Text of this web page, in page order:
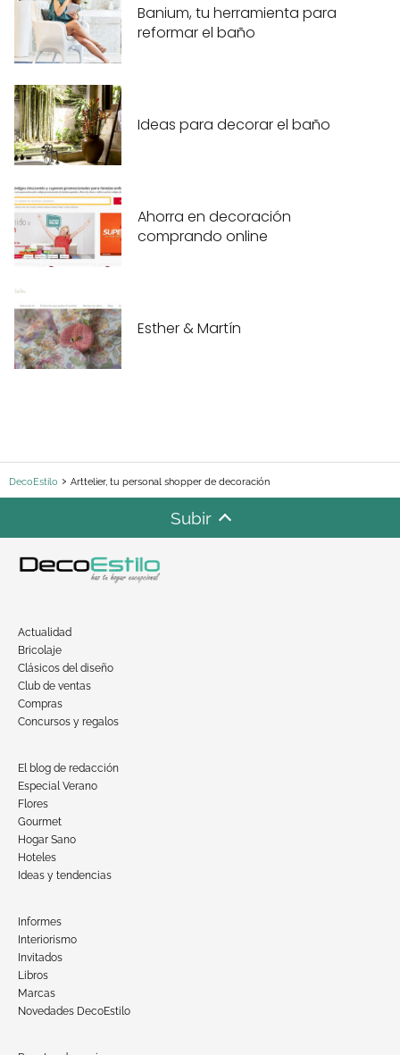
Banium, tu herramienta para
reformar el baño
Ideas para decorar el baño
Ahorra en decoración
comprando online
Esther & Martín
DecoEstilo Arttelier, tu personal shopper de decoración
Subir
Actualidad
Bricolaje
Clásicos del diseño
Club de ventas
Compras
Concursos y regalos
El blog de redacción
Especial Verano
Flores
Gourmet
Hogar Sano
Hoteles
Ideas y tendencias
Informes
Interiorismo
Invitados
Libros
Marcas
Novedades DecoEstilo